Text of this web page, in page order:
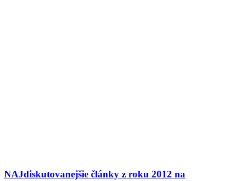
NAJdiskutovanejšie články z roku 2012 na